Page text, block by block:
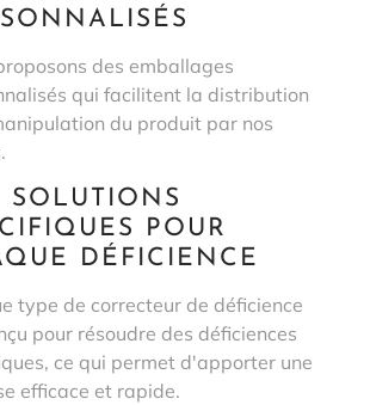
des emballages
qui facilitent la distribution
du produit par nos
SOLUTIONS
POUR
DÉFICIENCE
type de correcteur de déficience
pour résoudre des déficiences
ce qui permet d'apporter une
efficace et rapide.